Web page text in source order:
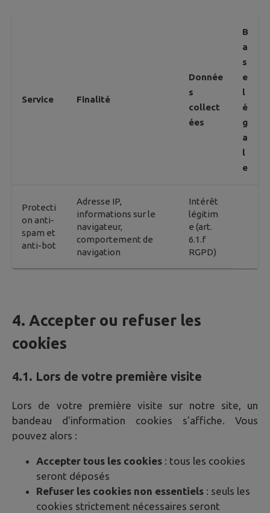
Service Finalité
Donnée
s
collect
ées
B
a
s
e
l
é
g
a
l
e
Protecti
on anti-
spam et
anti-bot
Adresse IP,
informations sur le
navigateur,
comportement de
navigation
Intérêt
légitim
e (art.
6.1.f
RGPD)
4. Accepter ou refuser les
cookies
4.1. Lors de votre première visite
Lors de votre première visite sur notre site, un
bandeau d'information cookies s'affiche. Vous
pouvez alors :
Accepter tous les cookies : tous les cookies
seront déposés
Refuser les cookies non essentiels : seuls les
cookies strictement nécessaires seront